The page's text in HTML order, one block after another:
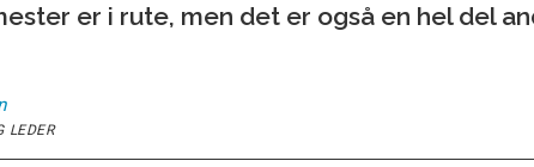
er i rute, men det er også en hel del
LEDER